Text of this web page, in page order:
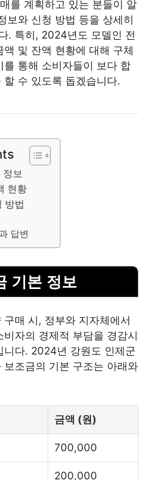
를 계획하고 있는 분들이 알
보와 신청 방법 등을 상세히
. 특히, 2024년도 모델인 전
및 잔액 현황에 대해 구체
를 통해 소비자들이 보다 합
수 있도록 돕겠습니다.
정보
현황
방법
답변
기본 정보
매 시, 정부와 지자체에서
자의 경제적 부담을 경감시
니다. 2024년 강원도 인제군
보조금의 기본 구조는 아래와
금액 (원)
700,000
200,000